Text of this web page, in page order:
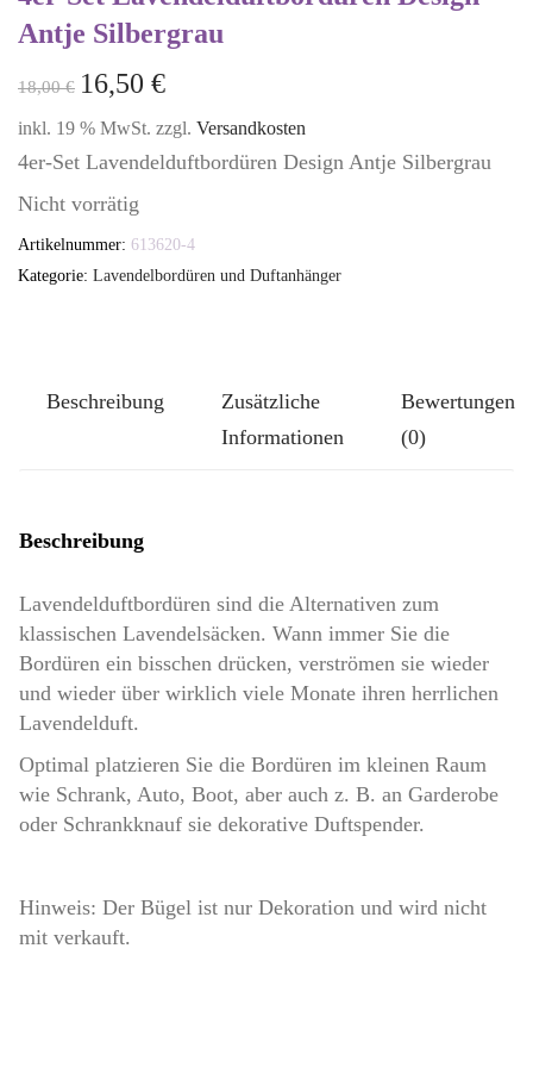
Antje Silbergrau
18,00€ 16,50 €
inkl. 19 % MwSt. zzgl. Versandkosten
4er-Set Lavendelduftbordüren Design Antje Silbergrau
Nicht vorrätig
Artikelnummer: 613620-4
Kategorie: Lavendelbordüren und Duftanhänger
Beschreibung
Zusätzliche
Informationen
Bewertungen
(0)
Beschreibung
Lavendelduftbordüren sind die Alternativen zum
klassischen Lavendelsäcken. Wann immer Sie die
Bordüren ein bisschen drücken, verströmen sie wieder
und wieder über wirklich viele Monate ihren herrlichen
Lavendelduft.
Optimal platzieren Sie die Bordüren im kleinen Raum
wie Schrank, Auto, Boot, aber auch z. B. an Garderobe
oder Schrankknauf sie dekorative Duftspender.
Hinweis: Der Bügel ist nur Dekoration und wird nicht
mit verkauft.